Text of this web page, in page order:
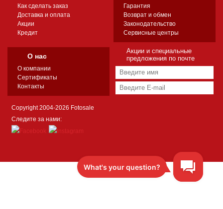
Как сделать заказ
Доставка и оплата
Акции
Кредит
Гарантия
Возврат и обмен
Законодательство
Сервисные центры
О нас
О компании
Сертификаты
Контакты
Акции и специальные
предложения по почте
Copyright 2004-2026 Fotosale
Следите за нами: